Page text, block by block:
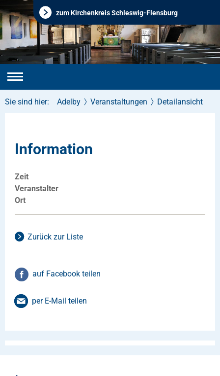
zum Kirchenkreis Schleswig-Flensburg
Sie sind hier: Adelby Veranstaltungen Detailansicht
Information
Zeit
Veranstalter
Ort
Zurück zur Liste
auf Facebook teilen
per E-Mail teilen